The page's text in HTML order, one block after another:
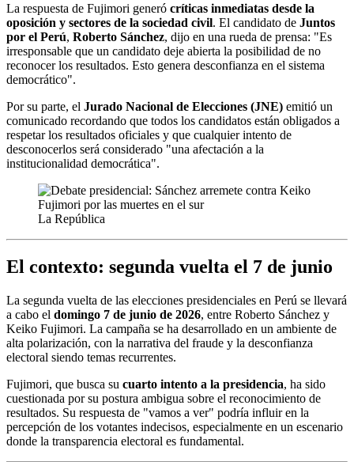
La respuesta de Fujimori generó críticas inmediatas desde la
oposición y sectores de la sociedad civil. El candidato de Juntos
por el Perú, Roberto Sánchez, dijo en una rueda de prensa: "Es
irresponsable que un candidato deje abierta la posibilidad de no
reconocer los resultados. Esto genera desconfianza en el sistema
democrático".
Por su parte, el Jurado Nacional de Elecciones (JNE) emitió un
comunicado recordando que todos los candidatos están obligados a
respetar los resultados oficiales y que cualquier intento de
desconocerlos será considerado "una afectación a la
institucionalidad democrática".
La República
El contexto: segunda vuelta el 7 de junio
La segunda vuelta de las elecciones presidenciales en Perú se llevará
a cabo el domingo 7 de junio de 2026, entre Roberto Sánchez y
Keiko Fujimori. La campaña se ha desarrollado en un ambiente de
alta polarización, con la narrativa del fraude y la desconfianza
electoral siendo temas recurrentes.
Fujimori, que busca su cuarto intento a la presidencia, ha sido
cuestionada por su postura ambigua sobre el reconocimiento de
resultados. Su respuesta de "vamos a ver" podría influir en la
percepción de los votantes indecisos, especialmente en un escenario
donde la transparencia electoral es fundamental.